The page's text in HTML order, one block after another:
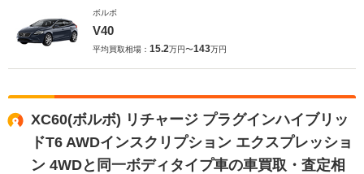
ボルボ
V40
平均買取相場： 15.2万円〜143万円
XC60(ボルボ) リチャージ プラグインハイブリッ
ドT6 AWDインスクリプション エクスプレッショ
ン 4WDと同一ボディタイプ車の車買取・査定相